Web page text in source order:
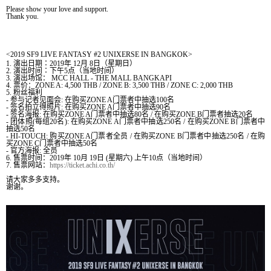
Please show your love and support.
Thank you.
<2019 SF9 LIVE FANTASY #2 UNIXERSE IN BANGKOK>
1. 演出日期： 2019年 12月 8 日（星期日 ）
2. 演出时间 ：下午5点（当地时间 ）
3. 演出场馆：
MCC HALL - THE MALL BANGKAPI
4. 票价： ZONE A: 4,500 THB / ZONE B: 3,500 THB / ZONE C: 2,000 THB
5. 粉丝福利
- 参与记者见面会: 在购买ZONE A门票者中抽选100名
- 签名拍立得照片: 在购买ZONE A门票者中抽选90名
- 签名海报: 在购买ZONE A门票者中抽选80名 /在购买ZONE B门票者抽选20名
- 团体照(每组20名): 在购买ZONE A门票者中抽选250名 / 在购买ZONE B门票者中
抽选50名
- HI-TOUCH: 购买ZONE A门票者全员 /在购买ZONE B门票者中抽选250名 /在购
买ZONE C门票者中抽选50名
- 官方海报: 全员
6. 售票时间 ： 2019年 10月 19 日 (星期六) 上午10点 （当地时间 ）
7. 售票网站： https://ticket.achi.co.th/
请大家多多支持。
谢谢。